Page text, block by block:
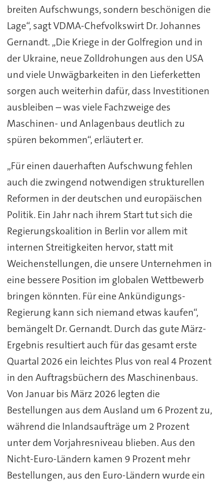
breiten Aufschwungs, sondern beschönigen die
Lage“, sagt VDMA-Chefvolkswirt Dr. Johannes
Gernandt. „Die Kriege in der Golfregion und in
der Ukraine, neue Zolldrohungen aus den USA
und viele Unwägbarkeiten in den Lieferketten
sorgen auch weiterhin dafür, dass Investitionen
ausbleiben – was viele Fachzweige des
Maschinen- und Anlagenbaus deutlich zu
spüren bekommen“, erläutert er.
„Für einen dauerhaften Aufschwung fehlen
auch die zwingend notwendigen strukturellen
Reformen in der deutschen und europäischen
Politik. Ein Jahr nach ihrem Start tut sich die
Regierungskoalition in Berlin vor allem mit
internen Streitigkeiten hervor, statt mit
Weichenstellungen, die unsere Unternehmen in
eine bessere Position im globalen Wettbewerb
bringen könnten. Für eine Ankündigungs-
Regierung kann sich niemand etwas kaufen“,
bemängelt Dr. Gernandt. Durch das gute März-
Ergebnis resultiert auch für das gesamt erste
Quartal 2026 ein leichtes Plus von real 4 Prozent
in den Auftragsbüchern des Maschinenbaus.
Von Januar bis März 2026 legten die
Bestellungen aus dem Ausland um 6 Prozent zu,
während die Inlandsaufträge um 2 Prozent
unter dem Vorjahresniveau blieben. Aus den
Nicht-Euro-Ländern kamen 9 Prozent mehr
Bestellungen, aus den Euro-Ländern wurde ein